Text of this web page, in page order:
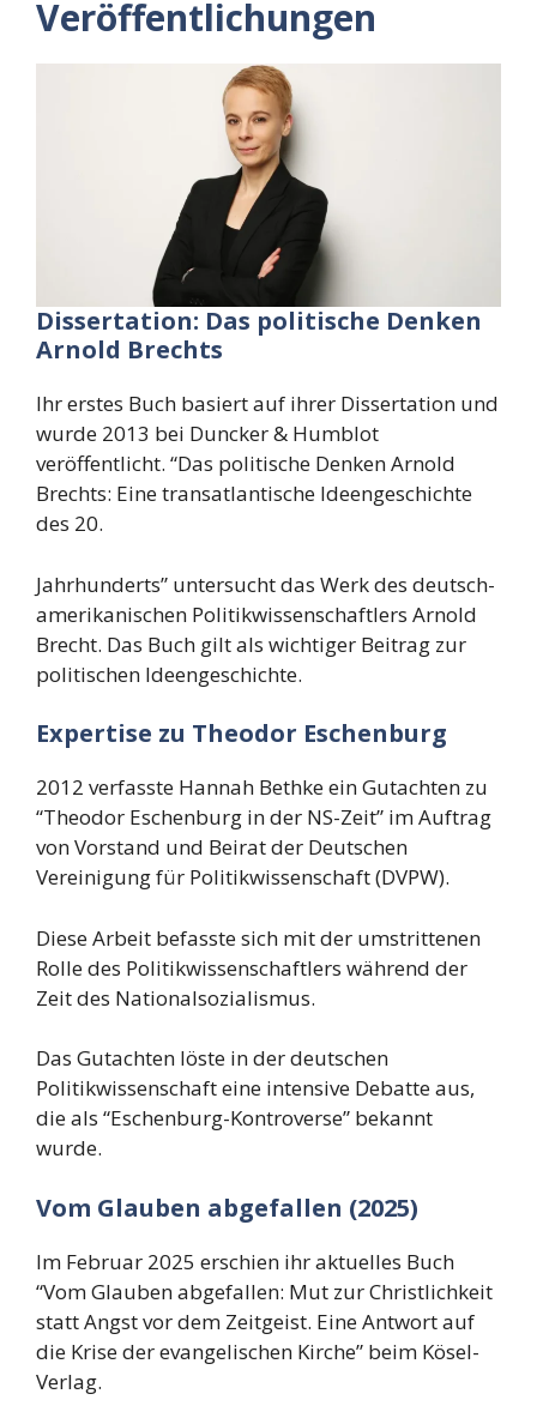
Veröffentlichungen
Dissertation: Das politische Denken
Arnold Brechts
Ihr erstes Buch basiert auf ihrer Dissertation und
wurde 2013 bei Duncker & Humblot
veröffentlicht. “Das politische Denken Arnold
Brechts: Eine transatlantische Ideengeschichte
des 20.
Jahrhunderts” untersucht das Werk des deutsch-
amerikanischen Politikwissenschaftlers Arnold
Brecht. Das Buch gilt als wichtiger Beitrag zur
politischen Ideengeschichte.
Expertise zu Theodor Eschenburg
2012 verfasste Hannah Bethke ein Gutachten zu
“Theodor Eschenburg in der NS-Zeit” im Auftrag
von Vorstand und Beirat der Deutschen
Vereinigung für Politikwissenschaft (DVPW).
Diese Arbeit befasste sich mit der umstrittenen
Rolle des Politikwissenschaftlers während der
Zeit des Nationalsozialismus.
Das Gutachten löste in der deutschen
Politikwissenschaft eine intensive Debatte aus,
die als “Eschenburg-Kontroverse” bekannt
wurde.
Vom Glauben abgefallen (2025)
Im Februar 2025 erschien ihr aktuelles Buch
“Vom Glauben abgefallen: Mut zur Christlichkeit
statt Angst vor dem Zeitgeist. Eine Antwort auf
die Krise der evangelischen Kirche” beim Kösel-
Verlag.